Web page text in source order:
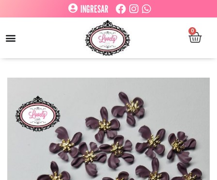
INGRESAR
0